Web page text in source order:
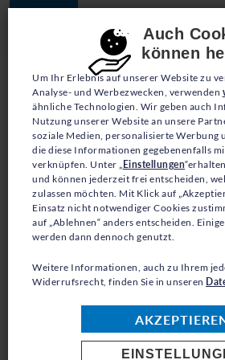
Consent-Einstellungen
Auch
können
Um Ihr Erlebnis auf unserer Website zu
Analyse- und Werbezwecken, verwenden
ähnliche Technologien. Wir geben auch
Nutzung unserer Website an unsere
soziale Medien, personalisierte Werbung
die diese Informationen gegebenenfalls
verknüpfen. Unter „ Einstellungen
und können jederzeit frei entscheiden,
zulassen möchten. Mit Klick auf
Einsatz nicht notwendiger Cookies
auf „Ablehnen“ anders entscheiden.
werden dann dennoch genutzt.
Weitere Informationen, auch zu Ihrem
Widerrufsrecht, finden Sie in unseren
BLOG
AN MEINEN
MIT DEM ICH
ABENTEUER
HABE